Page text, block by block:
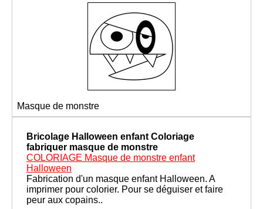
Masque de monstre
Bricolage Halloween enfant Coloriage
fabriquer masque de monstre
COLORIAGE Masque de monstre enfant
Halloween
Fabrication d'un masque enfant Halloween. A
imprimer pour colorier. Pour se déguiser et faire
peur aux copains..